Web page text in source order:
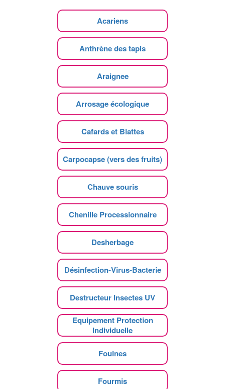
Acariens
Anthrène des tapis
Araignee
Arrosage écologique
Cafards et Blattes
Carpocapse (vers des fruits)
Chauve souris
Chenille Processionnaire
Desherbage
Désinfection-Virus-Bacterie
Destructeur Insectes UV
Equipement Protection
Individuelle
Fouines
Fourmis